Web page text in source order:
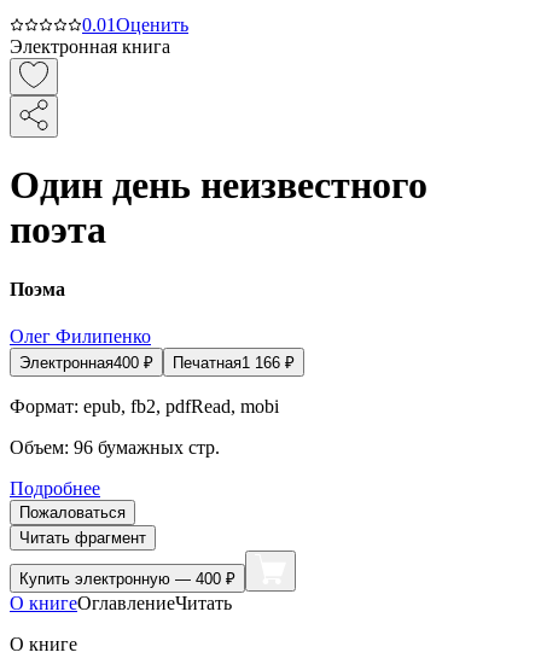
0.01Оценить
Электронная книга
Один день неизвестного
поэта
Поэма
Олег Филипенко
Электронная400 ₽ Печатная1 166 ₽
Формат: epub, fb2, pdfRead, mobi
Объем: 96 бумажных стр.
Подробнее
Пожаловаться
Читать фрагмент
Купить электронную — 400 ₽
О книгеОглавлениеЧитать
О книге